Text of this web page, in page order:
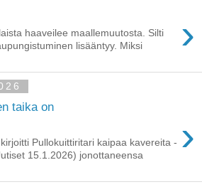
›
haaveilee maallemuutosta. Silti
lisääntyy. Miksi
taika on
›
Pullokuittiritari kaipaa kavereita -
15.1.2026) jonottaneensa